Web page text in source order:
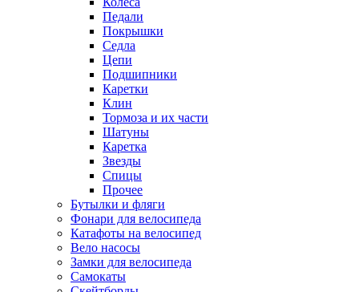
Педали
Покрышки
Седла
Цепи
Подшипники
Каретки
Клин
Тормоза и их части
Шатуны
Каретка
Звезды
Спицы
Прочее
Бутылки и фляги
Фонари для велосипеда
Катафоты на велосипед
Вело насосы
Замки для велосипеда
Самокаты